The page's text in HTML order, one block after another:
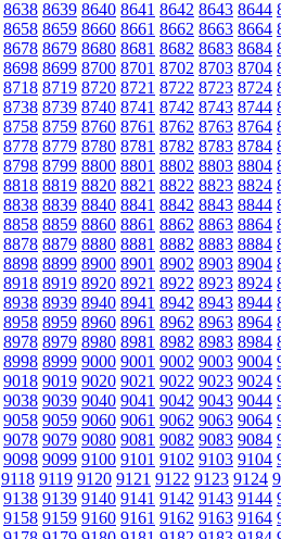
8638 8639 8640 8641 8642 8643 8644
8658 8659 8660 8661 8662 8663 8664
8678 8679 8680 8681 8682 8683 8684
8698 8699 8700 8701 8702 8703 8704
8718 8719 8720 8721 8722 8723 8724
8738 8739 8740 8741 8742 8743 8744
8758 8759 8760 8761 8762 8763 8764
8778 8779 8780 8781 8782 8783 8784
8798 8799 8800 8801 8802 8803 8804
8818 8819 8820 8821 8822 8823 8824
8838 8839 8840 8841 8842 8843 8844
8858 8859 8860 8861 8862 8863 8864
8878 8879 8880 8881 8882 8883 8884
8898 8899 8900 8901 8902 8903 8904
8918 8919 8920 8921 8922 8923 8924
8938 8939 8940 8941 8942 8943 8944
8958 8959 8960 8961 8962 8963 8964
8978 8979 8980 8981 8982 8983 8984
8998 8999 9000 9001 9002 9003 9004
9018 9019 9020 9021 9022 9023 9024
9038 9039 9040 9041 9042 9043 9044
9058 9059 9060 9061 9062 9063 9064
9078 9079 9080 9081 9082 9083 9084
9098 9099 9100 9101 9102 9103 9104
9118 9119 9120 9121 9122 9123 9124
9138 9139 9140 9141 9142 9143 9144
9158 9159 9160 9161 9162 9163 9164